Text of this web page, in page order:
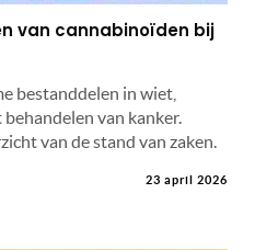
van cannabinoïden bij
bestanddelen in wiet,
van kanker.
van de stand van zaken.
23 april 2026